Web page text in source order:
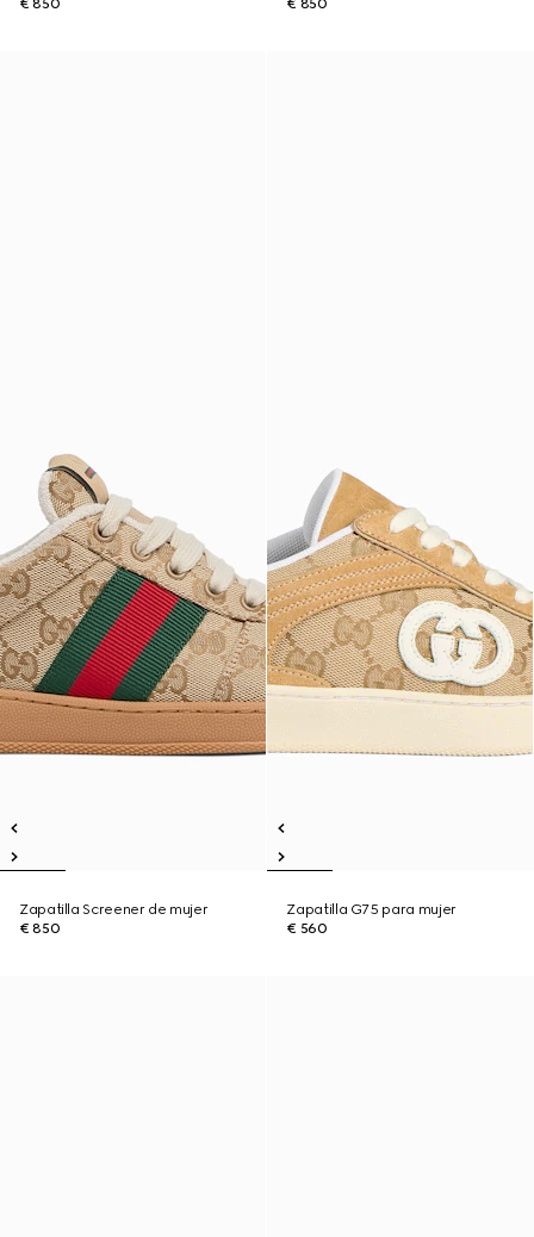
€ 850
€ 850
Zapatilla Screener de mujer
€ 850
Zapatilla G75 para mujer
€ 560